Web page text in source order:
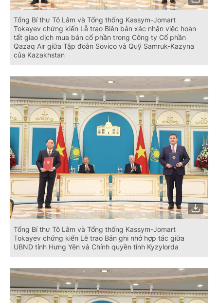
Tổng Bí thư Tô Lâm và Tổng thống Kassym-Jomart
Tokayev chứng kiến Lễ trao Biên bản xác nhận việc hoàn
tất giao dịch mua bán cổ phần trong Công ty Cổ phần
Qazaq Air giữa Tập đoàn Sovico và Quỹ Samruk-Kazyna
của Kazakhstan
Tổng Bí thư Tô Lâm và Tổng thống Kassym-Jomart
Tokayev chứng kiến Lễ trao Bản ghi nhớ hợp tác giữa
UBND tỉnh Hưng Yên và Chính quyền tỉnh Kyzylorda